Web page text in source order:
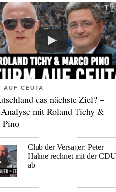
AUF CEUTA
das nächste Ziel? –
mit Roland Tichy &
Pino
Club der Versager: Peter
Hahne rechnet mit der CDU
ab